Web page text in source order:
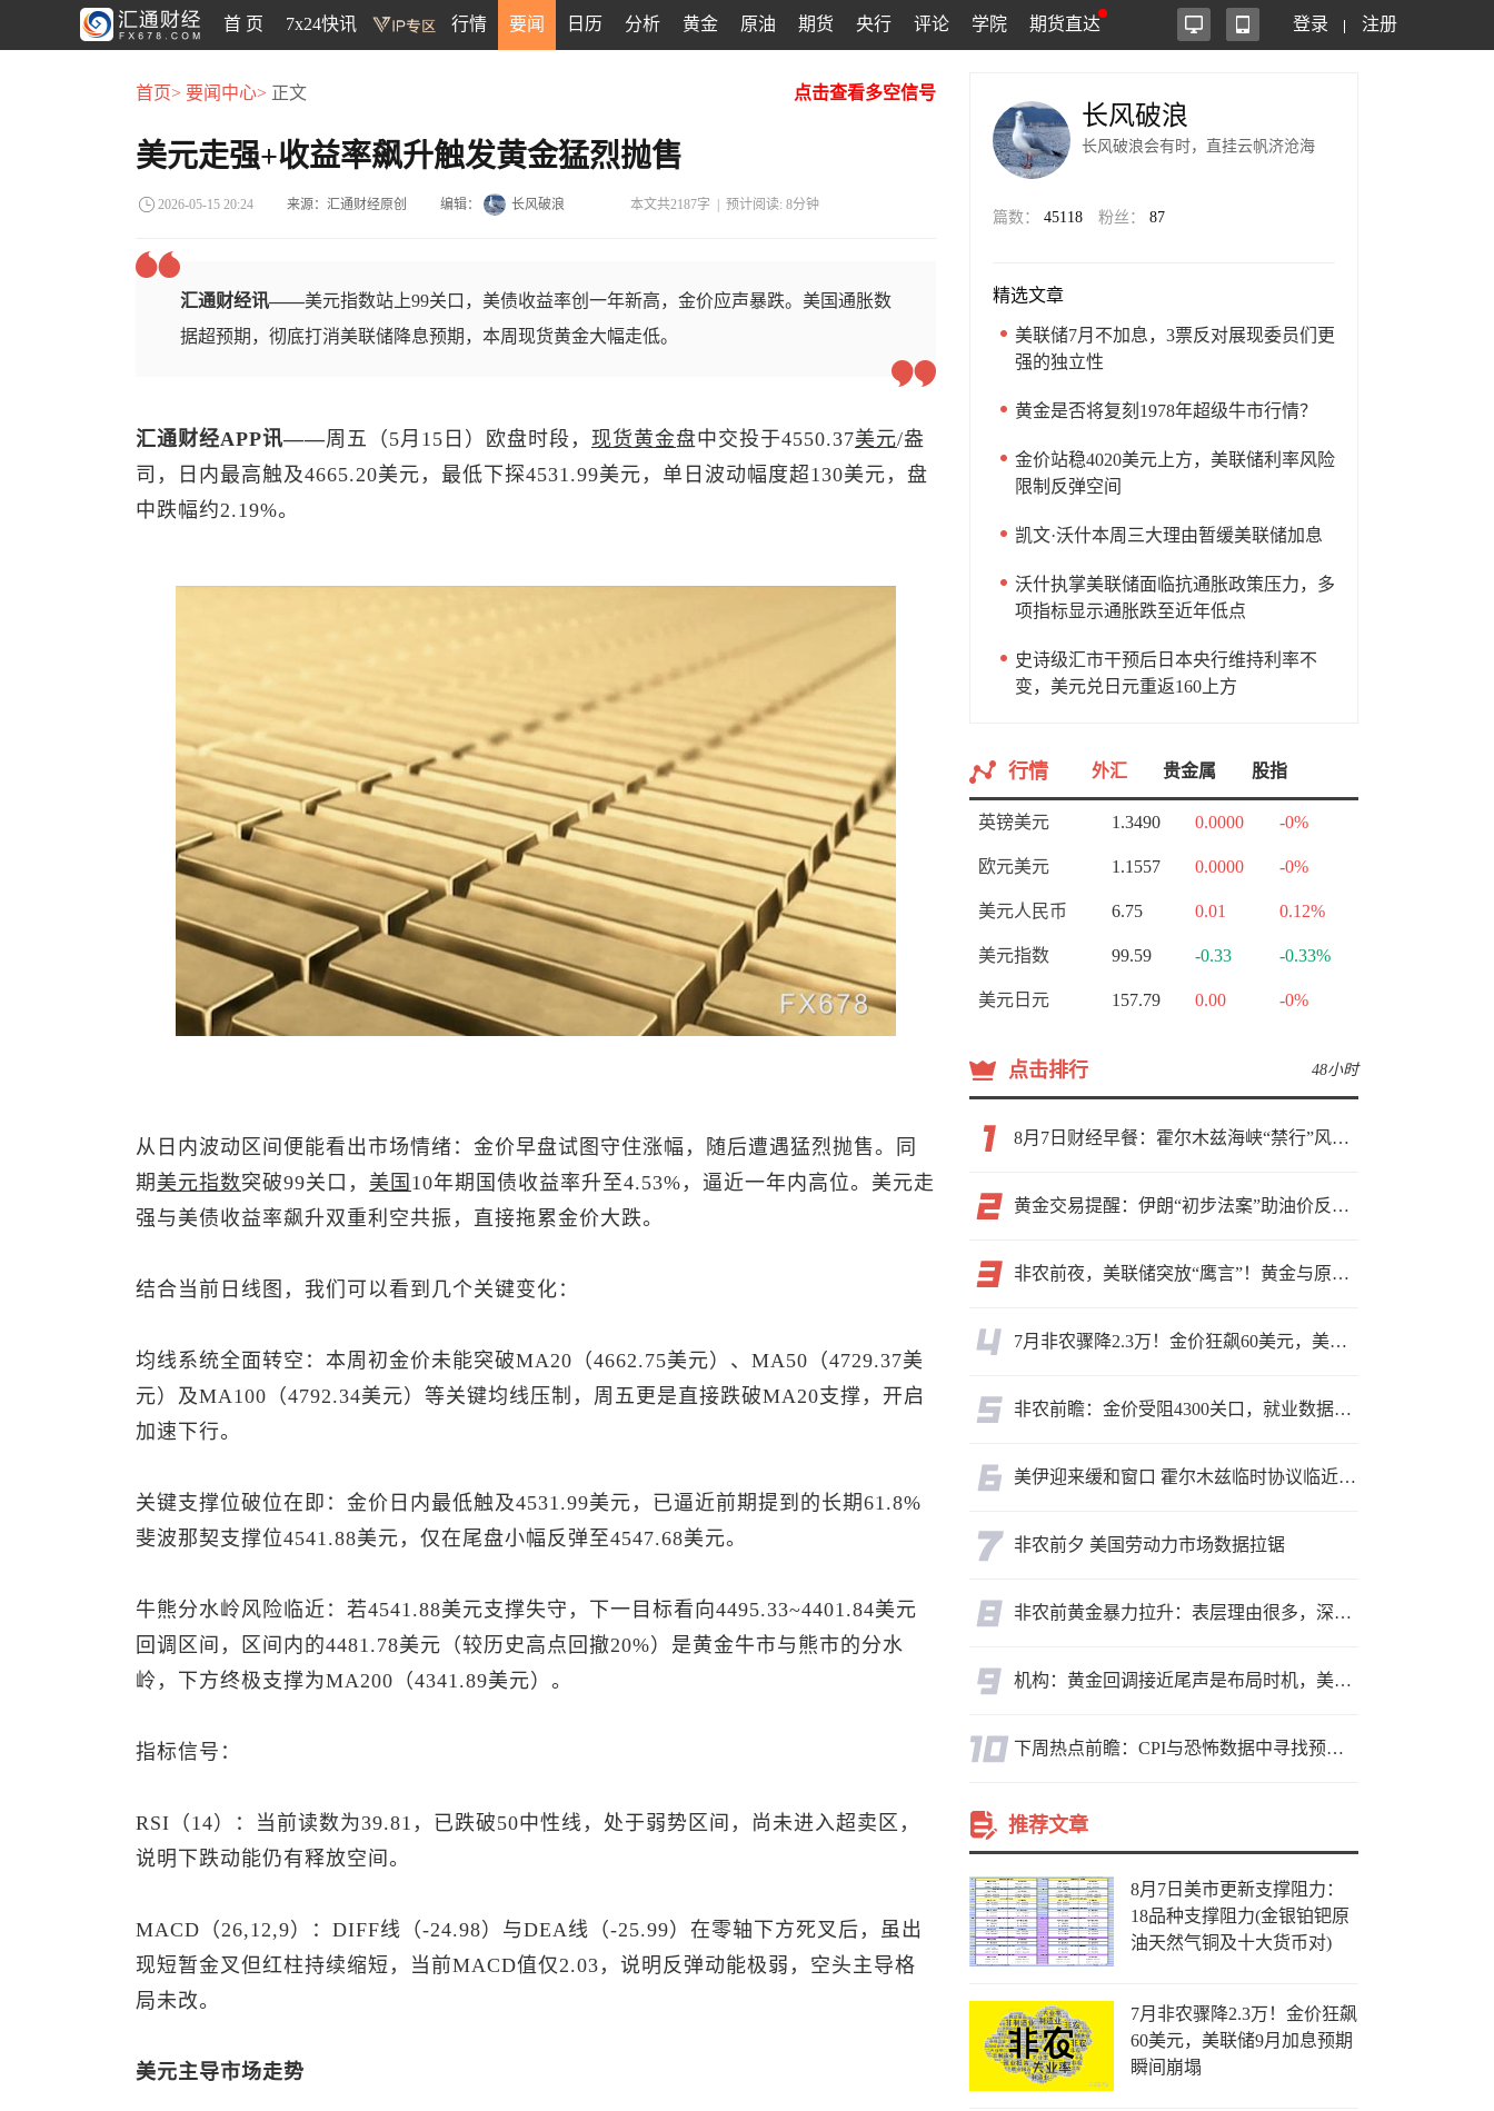
首 页 7x24快讯 行情 要闻 日历 分析 黄金 原油 期货 央行 评论 学院 期货直达 登录 注册
首页> 要闻中心> 正文 点击查看多空信号
美元走强+收益率飙升触发黄金猛烈抛售
2026-05-15 20:24 来源：汇通财经原创 编辑： 长风破浪 本文共2187字 | 预计阅读: 8分钟
汇通财经讯——美元指数站上99关口，美债收益率创一年新高，金价应声暴跌。美国通胀数
据超预期，彻底打消美联储降息预期，本周现货黄金大幅走低。
汇通财经APP讯——周五（5月15日）欧盘时段， 现货黄金盘中交投于4550.37美元/盎
司，日内最高触及4665.20美元，最低下探4531.99美元，单日波动幅度超130美元，盘
中跌幅约2.19%。
从日内波动区间便能看出市场情绪：金价早盘试图守住涨幅，随后遭遇猛烈抛售。同
期 美元指数突破99关口， 美国 10年期国债收益率升至4.53%，逼近一年内高位。美元走
强与美债收益率飙升双重利空共振，直接拖累金价大跌。
结合当前日线图，我们可以看到几个关键变化：
均线系统全面转空：本周初金价未能突破MA20（4662.75美元）、MA50（4729.37美
元）及MA100（4792.34美元）等关键均线压制，周五更是直接跌破MA20支撑，开启
加速下行。
关键支撑位破位在即：金价日内最低触及4531.99美元，已逼近前期提到的长期61.8%
斐波那契支撑位4541.88美元，仅在尾盘小幅反弹至4547.68美元。
牛熊分水岭风险临近：若4541.88美元支撑失守，下一目标看向4495.33~4401.84美元
回调区间，区间内的4481.78美元（较历史高点回撤20%）是黄金牛市与熊市的分水
岭，下方终极支撑为MA200（4341.89美元）。
指标信号：
RSI（14）：当前读数为39.81，已跌破50中性线，处于弱势区间，尚未进入超卖区，
说明下跌动能仍有释放空间。
MACD（26,12,9）：DIFF线（-24.98）与DEA线（-25.99）在零轴下方死叉后，虽出
现短暂金叉但红柱持续缩短，当前MACD值仅2.03，说明反弹动能极弱，空头主导格
局未改。
美元主导市场走势
长风破浪
长风破浪会有时，直挂云帆济沧海
篇数： 45118 粉丝： 87
精选文章
美联储7月不加息，3票反对展现委员们更
强的独立性
黄金是否将复刻1978年超级牛市行情？
金价站稳4020美元上方，美联储利率风险
限制反弹空间
凯文·沃什本周三大理由暂缓美联储加息
沃什执掌美联储面临抗通胀政策压力，多
项指标显示通胀跌至近年低点
史诗级汇市干预后日本央行维持利率不
变，美元兑日元重返160上方
行情 外汇 贵金属 股指
英镑美元 1.3490 0.0000 -0%
欧元美元 1.1557 0.0000 -0%
美元人民币 6.75 0.01 0.12%
美元指数 99.59 -0.33 -0.33%
美元日元 157.79 0.00 -0%
点击排行 48小时
8月7日财经早餐：霍尔木兹海峡“禁行”风波再起，油价急涨金价承压，非农夜市场博弈加剧
黄金交易提醒：伊朗“初步法案”助油价反弹逾3%，金价小幅承压，非农重磅来袭！
非农前夜，美联储突放“鹰言”！黄金与原油为何联手反攻？
7月非农骤降2.3万！金价狂飙60美元，美联储9月加息预期瞬间崩塌
非农前瞻：金价受阻4300关口，就业数据是“火上浇油”还是“釜底抽薪”？
美伊迎来缓和窗口 霍尔木兹临时协议临近落地
非农前夕 美国劳动力市场数据拉锯
非农前黄金暴力拉升：表层理由很多，深层逻辑却让人困惑
机构：黄金回调接近尾声是布局时机，美元后市或走弱转为利多因素
下周热点前瞻：CPI与恐怖数据中寻找预期差
推荐文章
8月7日美市更新支撑阻力：
18品种支撑阻力(金银铂钯原
油天然气铜及十大货币对)
7月非农骤降2.3万！金价狂飙
60美元，美联储9月加息预期
瞬间崩塌